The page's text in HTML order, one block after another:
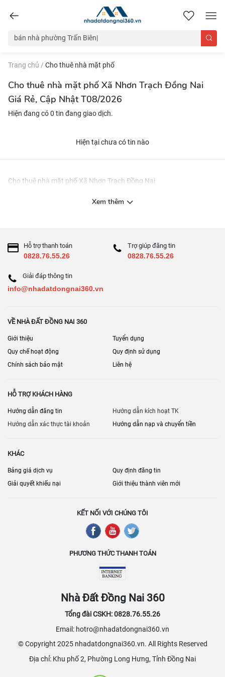
nhadatdongnai360.vn
Trang chủ / Cho thuê nhà mặt phố
Cho thuê nhà mặt phố Xã Nhơn Trạch Đồng Nai
Giá Rẻ, Cập Nhật T08/2026
Hiện đang có 0 tin đang giao dịch.
Hiện tại chưa có tin nào
Cho thuê nhà mặt phố Xã Nhơn Trạch Đồng Nai
Xem thêm
Hỗ trợ thanh toán
0828.76.55.26
Trợ giúp đăng tin
0828.76.55.26
Giải đáp thông tin
info@nhadatdongnai360.vn
VỀ NHÀ ĐẤT ĐỒNG NAI 360
Giới thiệu
Tuyển dụng
Quy chế hoạt động
Quy định sử dụng
Chính sách bảo mật
Liên hệ
HỖ TRỢ KHÁCH HÀNG
Hướng dẫn đăng tin
Hướng dẫn kích hoạt TK
Hướng dẫn xác thực tài khoản
Hướng dẫn nạp và chuyển tiền
KHÁC
Bảng giá dịch vụ
Quy định đăng tin
Giải quyết khiếu nại
Giới thiệu thành viên mới
KẾT NỐI VỚI CHÚNG TÔI
PHƯƠNG THỨC THANH TOÁN
Nhà Đất Đồng Nai 360
Tổng đài CSKH: 0828.76.55.26
Email: hotro@nhadatdongnai360.vn
© Copyright 2025 nhadatdongnai360.vn. All Rights Reserved
Địa chỉ: Khu phố 2, Phường Long Hưng, Tỉnh Đồng Nai